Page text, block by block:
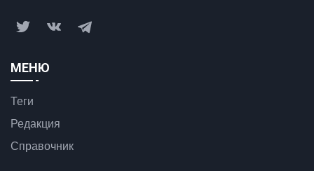
МЕНЮ
Теги
Редакция
Справочник